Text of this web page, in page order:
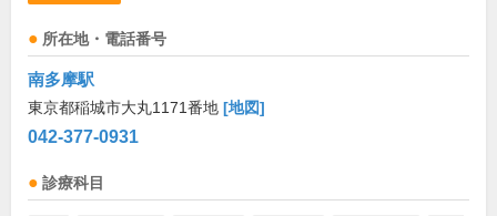
所在地・電話番号
南多摩駅
東京都稲城市大丸1171番地 [地図]
042-377-0931
診療科目